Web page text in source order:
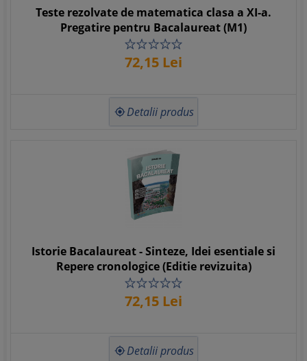
Teste rezolvate de matematica clasa a XI-a.
Pregatire pentru Bacalaureat (M1)
72,15 Lei
 Detalii produs
Istorie Bacalaureat - Sinteze, Idei esentiale si
Repere cronologice (Editie revizuita)
72,15 Lei
 Detalii produs